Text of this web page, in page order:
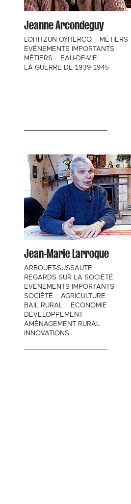
Jeanne Arcondeguy
LOHITZUN-OYHERCQ
MÉTIERS
EVÉNEMENTS IMPORTANTS
MÉTIERS
EAU-DE-VIE
LA GUERRE DE 1939-1945
Jean-Marie Larroque
ARBOUET-SUSSAUTE
REGARDS SUR LA SOCIÉTÉ
EVÉNEMENTS IMPORTANTS
SOCIÉTÉ
AGRICULTURE
BAIL RURAL
ECONOMIE
DÉVELOPPEMENT
AMÉNAGEMENT RURAL
INNOVATIONS